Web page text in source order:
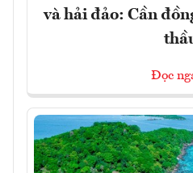
và hải đảo: Cần
Đọc